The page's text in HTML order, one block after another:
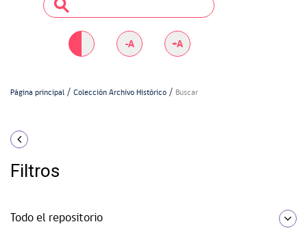
-A +A
Página principal Colección Archivo Histórico Buscar
Filtros
Todo el repositorio